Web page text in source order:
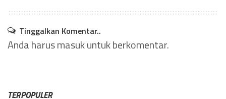
Tinggalkan Komentar..
Anda harusmasukuntuk berkomentar.
TERPOPULER